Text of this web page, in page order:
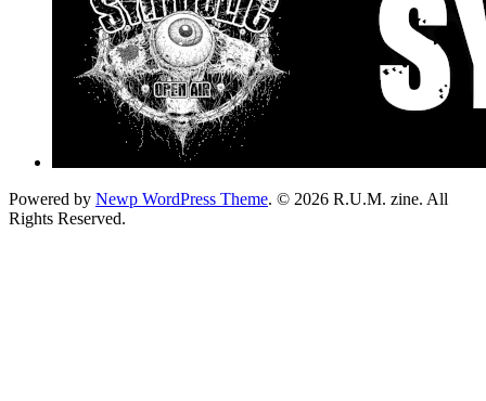
Powered by Newp WordPress Theme. © 2026 R.U.M. zine. All
Rights Reserved.